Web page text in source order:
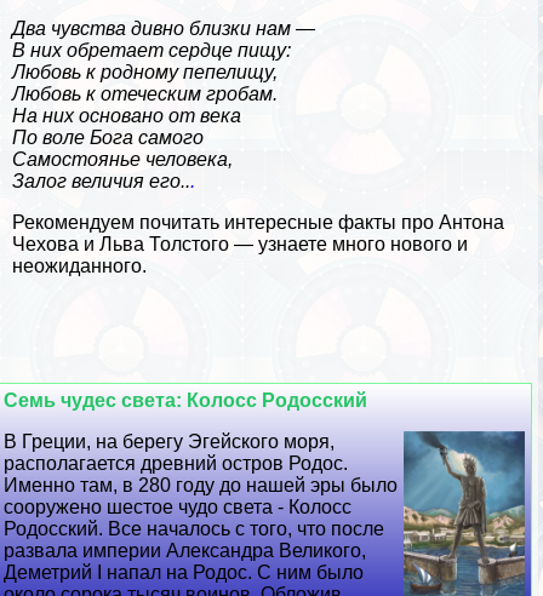
Два чувства дивно близки нам —
В них обретает сердце пищу:
Любовь к родному пепелищу,
Любовь к отеческим гробам.
На них основано от века
По воле Бога самого
Самостоянье человека,
Залог величия его...
Рекомендуем почитать интересные факты про Антона
Чехова и Льва Толстого — узнаете много нового и
неожиданного.
Семь чудес света: Колосс Родосский
В Греции, на берегу Эгeйского моря,
располагается древний остров Родос.
Именно там, в 280 году до нашей эры было
сооружено шестое чудо света - Колосс
Родосский. Все началось с того, что после
развала империи Александра Великого,
Деметрий I напал на Родос. С ним было